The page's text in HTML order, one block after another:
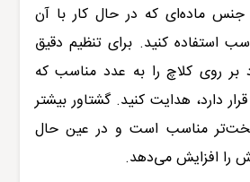
ماده‌ای که در حال کار با آن
استفاده کنید. برای تنظیم دقیق
بر روی کلاچ را به عدد مناسب که
بین 1 تا 30 قرار دارد، هدایت کنید. گشتاور بیشتر
سخت‌تر مناسب است و در عین حال
افزایش می‌دهد.